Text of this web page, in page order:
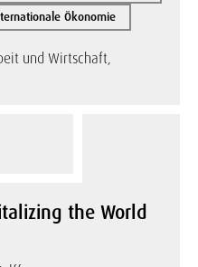
Ökonomie
und Wirtschaft,
the World